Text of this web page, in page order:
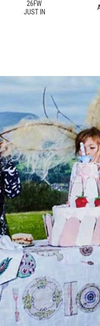
26FW
JUST IN